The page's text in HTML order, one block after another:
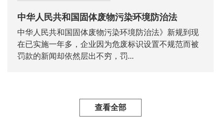
中华人民共和国固体废物污染环境防治法
中华人民共和国固体废物污染环境防治法》新规到现
在已实施一年多，企业因为危废标识设置不规范而被
罚款的新闻却依然层出不穷，罚...
查看全部